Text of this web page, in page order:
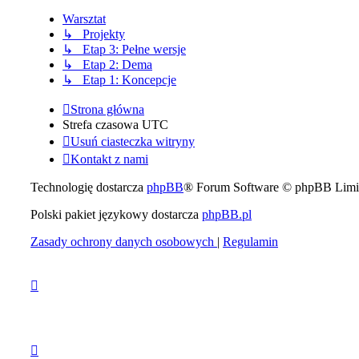
Warsztat
↳ Projekty
↳ Etap 3: Pełne wersje
↳ Etap 2: Dema
↳ Etap 1: Koncepcje
Strona główna
Strefa czasowa UTC
Usuń ciasteczka witryny
Kontakt z nami
Technologię dostarcza phpBB® Forum Software © phpBB
Polski pakiet językowy dostarcza phpBB.pl
Zasady ochrony danych osobowych | Regulamin